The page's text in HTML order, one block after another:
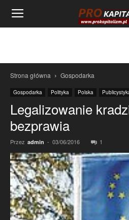
Strona główna Gospodarka
Gospodarka Polityka Polska
Legalizowanie
bezprawia
Przez admin - 03/06/2016 1